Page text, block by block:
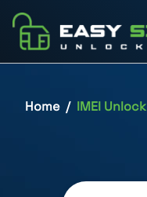
Home IMEI Unlock